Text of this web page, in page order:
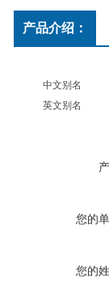
产品介绍：
中文别名
英文别名
您的
您的